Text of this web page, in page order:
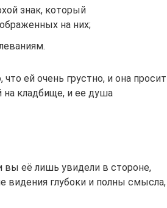
знак, который
на них;
ей очень грустно, и она просит
на кладбище, и ее душа
вы её лишь увидели в стороне,
видения глубоки и полны смысла,